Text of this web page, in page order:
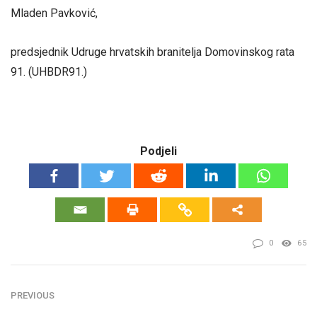
Mladen Pavković,
predsjednik Udruge hrvatskih branitelja Domovinskog rata
91. (UHBDR91.)
Podjeli
0 65
PREVIOUS